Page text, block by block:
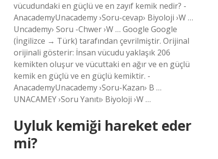
vücudundaki en güçlü ve en zayıf kemik nedir? -
AnacademyUnacademy ›Soru-cevap› Biyoloji ›W …
Uncademy› Soru -Chwer ›W … Google Google
(İngilizce → Türk) tarafından çevrilmiştir. Orijinal
orijinali gösterir: İnsan vücudu yaklaşık 206
kemikten oluşur ve vücuttaki en ağır ve en güçlü
kemik en güçlü ve en güçlü kemiktir. -
AnacademyUnacademy ›Soru-Kazan› B …
UNACAMEY ›Soru Yanıtı› Biyoloji ›W …
Uyluk kemiği hareket eder
mi?